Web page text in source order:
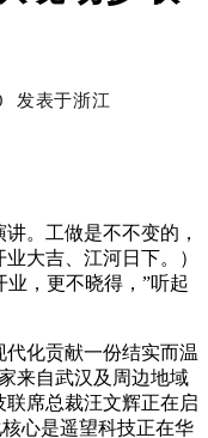
发表于浙江
。工做是不不变的，
大吉、江河日下。）
，更不晓得，”听起
化贡献一份结实而温
来自武汉及周边地域
席总裁汪文辉正在启
心是遥望科技正在华